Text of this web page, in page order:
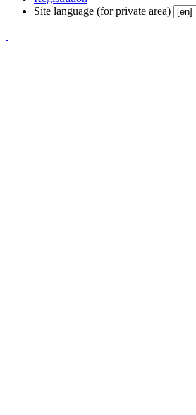
Site language (for private area)